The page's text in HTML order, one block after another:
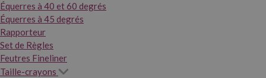
Équerres à 40 et 60 degrés
Équerres à 45 degrés
Rapporteur
Set de Règles
Feutres Fineliner
Taille-crayons